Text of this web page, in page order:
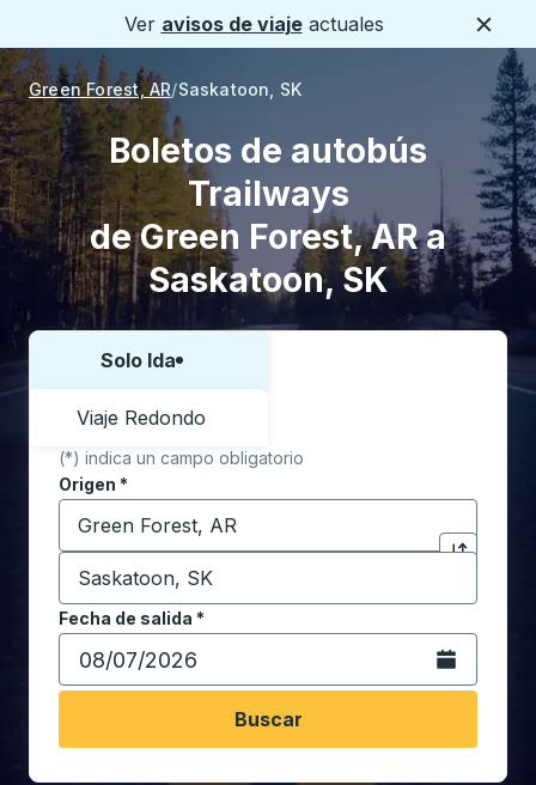
Ver avisos de viajeactuales
Green Forest, AR Saskatoon, SK
Boletos de autobús
Trailways
de Green Forest, AR a
Saskatoon, SK
Elija una forma o viaje de ida y vuelta:
Solo Ida
Viaje Redondo
(*) indica un campo obligatorio
Origen *
Comience a escribir la ciudad de origen para abrir
Haga clic
Destino*
Comience a escribir la ciudad de destino para
Fecha de salida *
Escriba la fecha en formato de fecha Barra diagonal
Abra el
Buscar